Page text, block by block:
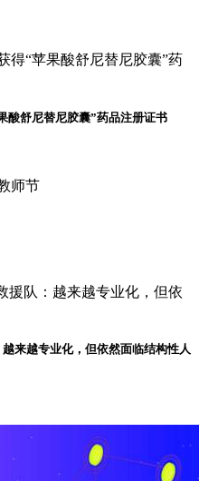
酸舒尼替尼胶囊”药品注册证书
来越专业化，但依然面临结构性人